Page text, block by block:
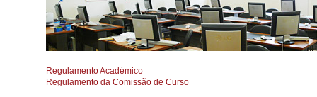
Regulamento Académico
Regulamento da Comissão de Curso